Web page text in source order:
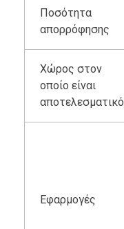
Ποσότητα
απορρόφησης
Χώρος στον
οποίο είναι
αποτελεσματικό
Εφαρμογές